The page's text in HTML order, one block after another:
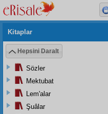
Kitaplar
Hepsini Daralt
Sözler
Mektubat
Lem'alar
Şuâlar